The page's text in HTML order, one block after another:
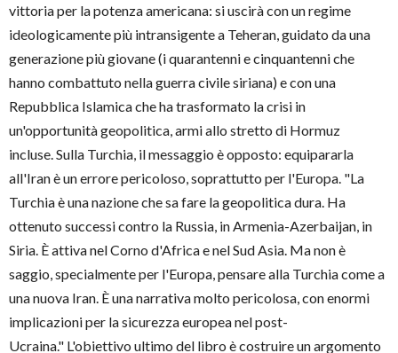
vittoria per la potenza americana: si uscirà con un regime
ideologicamente più intransigente a Teheran, guidato da una
generazione più giovane (i quarantenni e cinquantenni che
hanno combattuto nella guerra civile siriana) e con una
Repubblica Islamica che ha trasformato la crisi in
un'opportunità geopolitica, armi allo stretto di Hormuz
incluse. Sulla Turchia, il messaggio è opposto: equipararla
all'Iran è un errore pericoloso, soprattutto per l'Europa. "La
Turchia è una nazione che sa fare la geopolitica dura. Ha
ottenuto successi contro la Russia, in Armenia-Azerbaijan, in
Siria. È attiva nel Corno d'Africa e nel Sud Asia. Ma non è
saggio, specialmente per l'Europa, pensare alla Turchia come a
una nuova Iran. È una narrativa molto pericolosa, con enormi
implicazioni per la sicurezza europea nel post-
Ucraina." L'obiettivo ultimo del libro è costruire un argomento